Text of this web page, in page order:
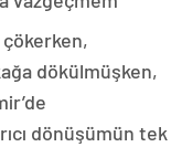
çökerken,
dökülmüşken,
dönüşümün tek